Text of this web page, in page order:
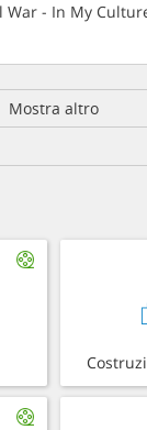
War - In My
Mostra altro